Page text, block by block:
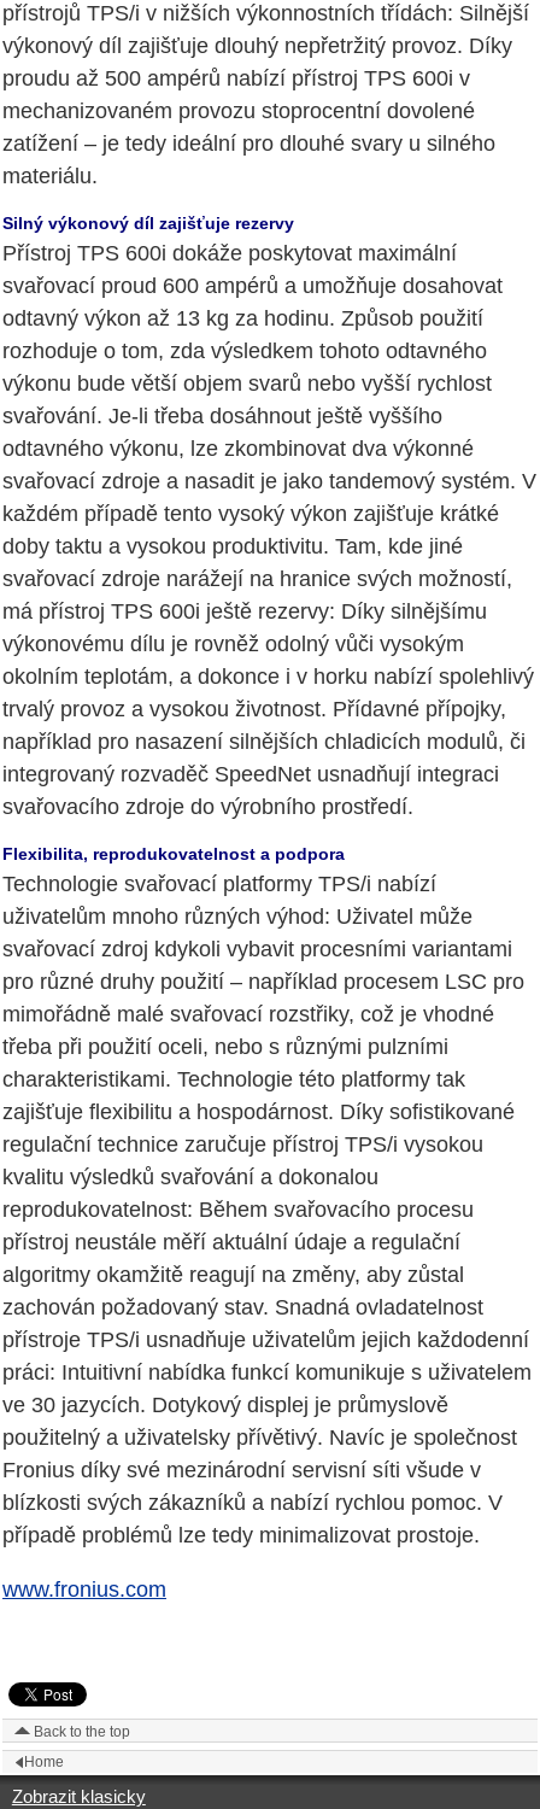
přístrojů TPS/i v nižších výkonnostních třídách: Silnější
výkonový díl zajišťuje dlouhý nepřetržitý provoz. Díky
proudu až 500 ampérů nabízí přístroj TPS 600i v
mechanizovaném provozu stoprocentní dovolené
zatížení – je tedy ideální pro dlouhé svary u silného
materiálu.
Silný výkonový díl zajišťuje rezervy
Přístroj TPS 600i dokáže poskytovat maximální
svařovací proud 600 ampérů a umožňuje dosahovat
odtavný výkon až 13 kg za hodinu. Způsob použití
rozhoduje o tom, zda výsledkem tohoto odtavného
výkonu bude větší objem svarů nebo vyšší rychlost
svařování. Je-li třeba dosáhnout ještě vyššího
odtavného výkonu, lze zkombinovat dva výkonné
svařovací zdroje a nasadit je jako tandemový systém. V
každém případě tento vysoký výkon zajišťuje krátké
doby taktu a vysokou produktivitu. Tam, kde jiné
svařovací zdroje narážejí na hranice svých možností,
má přístroj TPS 600i ještě rezervy: Díky silnějšímu
výkonovému dílu je rovněž odolný vůči vysokým
okolním teplotám, a dokonce i v horku nabízí spolehlivý
trvalý provoz a vysokou životnost. Přídavné přípojky,
například pro nasazení silnějších chladicích modulů, či
integrovaný rozvaděč SpeedNet usnadňují integraci
svařovacího zdroje do výrobního prostředí.
Flexibilita, reprodukovatelnost a podpora
Technologie svařovací platformy TPS/i nabízí
uživatelům mnoho různých výhod: Uživatel může
svařovací zdroj kdykoli vybavit procesními variantami
pro různé druhy použití – například procesem LSC pro
mimořádně malé svařovací rozstřiky, což je vhodné
třeba při použití oceli, nebo s různými pulzními
charakteristikami. Technologie této platformy tak
zajišťuje flexibilitu a hospodárnost. Díky sofistikované
regulační technice zaručuje přístroj TPS/i vysokou
kvalitu výsledků svařování a dokonalou
reprodukovatelnost: Během svařovacího procesu
přístroj neustále měří aktuální údaje a regulační
algoritmy okamžitě reagují na změny, aby zůstal
zachován požadovaný stav. Snadná ovladatelnost
přístroje TPS/i usnadňuje uživatelům jejich každodenní
práci: Intuitivní nabídka funkcí komunikuje s uživatelem
ve 30 jazycích. Dotykový displej je průmyslově
použitelný a uživatelsky přívětivý. Navíc je společnost
Fronius díky své mezinárodní servisní síti všude v
blízkosti svých zákazníků a nabízí rychlou pomoc. V
případě problémů lze tedy minimalizovat prostoje.
www.fronius.com
Back to the top
Home
Zobrazit klasicky